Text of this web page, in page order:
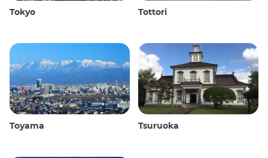
Tokyo Tottori
Toyama Tsuruoka